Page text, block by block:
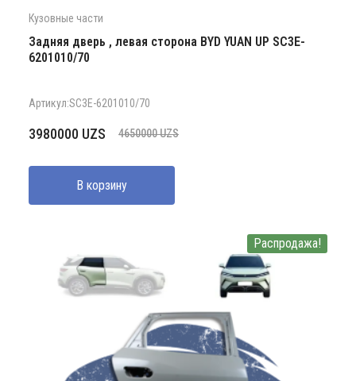
Кузовные части
Задняя дверь , левая сторона BYD YUAN UP SC3E-
6201010/70
Артикул:SC3E-6201010/70
4650000UZS
Первоначальная
составляла
4650000 UZS.
3980000 UZS
Текущая
3980000 UZS.
В корзину
Распродажа!